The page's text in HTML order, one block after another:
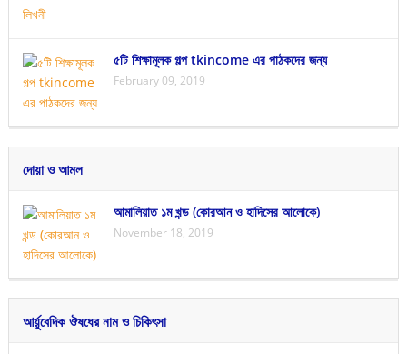
৫টি শিক্ষামূলক গল্প tkincome এর পাঠকদের জন্য
February 09, 2019
দোয়া ও আমল
আমালিয়াত ১ম খন্ড (কোরআন ও হাদিসের আলোকে)
November 18, 2019
আর্য়ুবেদিক ঔষধের নাম ও চিকিৎসা